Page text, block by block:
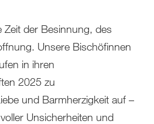
Zeit der Besinnung, des
Unsere Bischöfinnen
in ihren
2025 zu
und Barmherzigkeit auf –
Unsicherheiten und